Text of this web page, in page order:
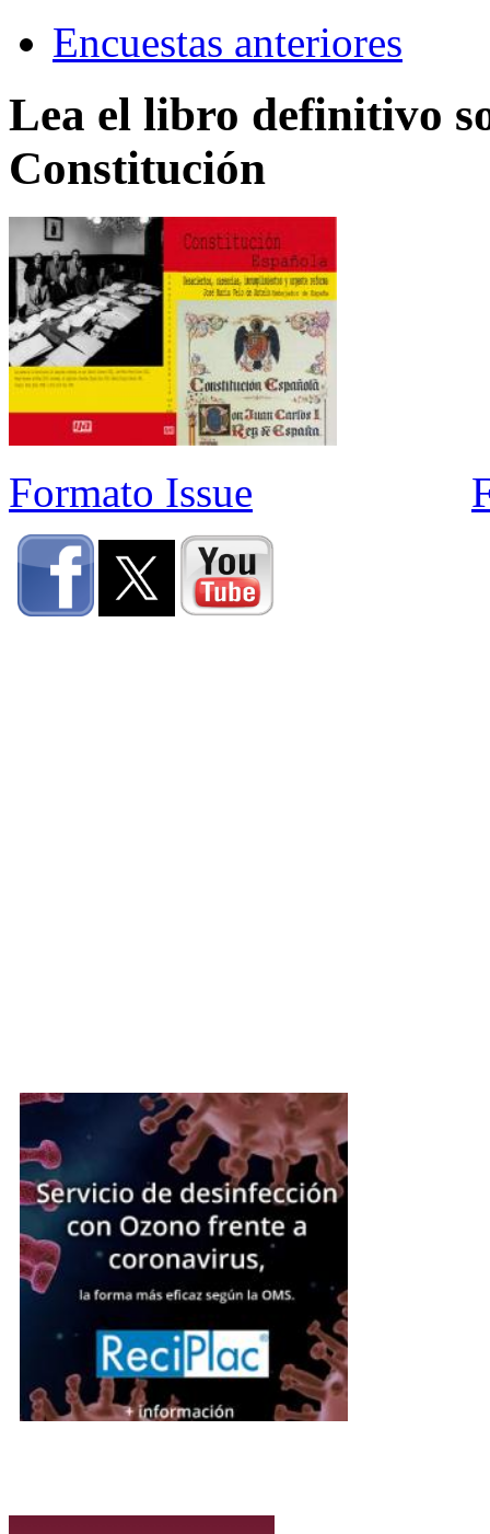
Encuestas anteriores
Lea el libro definitivo
Constitución
Formato Issue